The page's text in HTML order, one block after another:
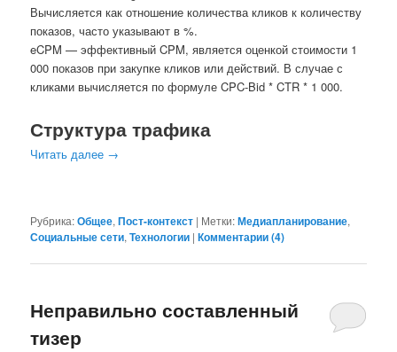
Вычисляется как отношение количества кликов к количеству
показов, часто указывают в %.
eCPM — эффективный CPM, является оценкой стоимости 1
000 показов при закупке кликов или действий. В случае с
кликами вычисляется по формуле CPC-Bid * CTR * 1 000.
Структура трафика
Читать далее →
Рубрика:Общее,Пост-контекст | Метки:Медиапланирование,
Социальные сети,Технологии |Комментарии (4)
Неправильно составленный
тизер